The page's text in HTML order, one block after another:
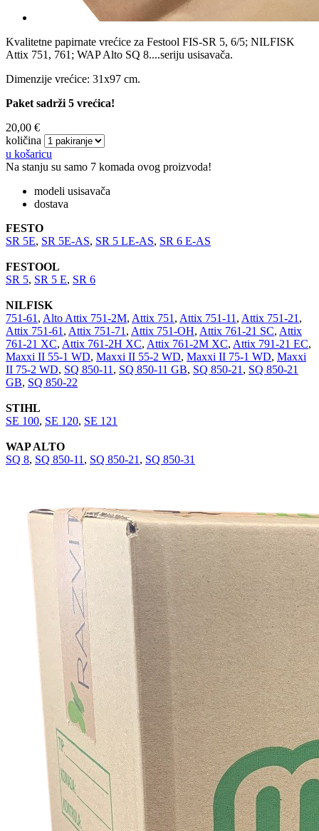
Kvalitetne papirnate vrećice za Festool FIS-SR 5, 6/5; NILFISK
Attix 751, 761; WAP Alto SQ 8....seriju usisavača.
Dimenzije vrećice: 31x97 cm.
Paket sadrži 5 vrećica!
20,00 €
količina
u košaricu
Na stanju su samo 7 komada ovog proizvoda!
modeli usisavača
dostava
FESTO
SR 5E, SR 5E-AS, SR 5 LE-AS, SR 6 E-AS
FESTOOL
SR 5, SR 5 E, SR 6
NILFISK
751-61 , Alto Attix 751-2M, Attix 751 , Attix 751-11 , Attix 751-21 ,
Attix 751-61 , Attix 751-71 , Attix 751-OH, Attix 761-21 SC, Attix
761-21 XC, Attix 761-2H XC, Attix 761-2M XC, Attix 791-21 EC,
Maxxi II 55-1 WD, Maxxi II 55-2 WD, Maxxi II 75-1 WD, Maxxi
II 75-2 WD, SQ 850-11 , SQ 850-11 GB, SQ 850-21 , SQ 850-21
GB, SQ 850-22
STIHL
SE 100, SE 120, SE 121
WAP ALTO
SQ 8, SQ 850-11 , SQ 850-21 , SQ 850-31